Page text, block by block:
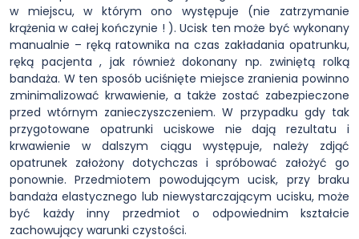
w miejscu, w którym ono występuje (nie zatrzymanie
krążenia w całej kończynie ! ). Ucisk ten może być wykonany
manualnie – ręką ratownika na czas zakładania opatrunku,
ręką pacjenta , jak również dokonany np. zwiniętą rolką
bandaża. W ten sposób uciśnięte miejsce zranienia powinno
zminimalizować krwawienie, a także zostać zabezpieczone
przed wtórnym zanieczyszczeniem. W przypadku gdy tak
przygotowane opatrunki uciskowe nie dają rezultatu i
krwawienie w dalszym ciągu występuje, należy zdjąć
opatrunek założony dotychczas i spróbować założyć go
ponownie. Przedmiotem powodującym ucisk, przy braku
bandaża elastycznego lub niewystarczającym ucisku, może
być każdy inny przedmiot o odpowiednim kształcie
zachowujący warunki czystości.